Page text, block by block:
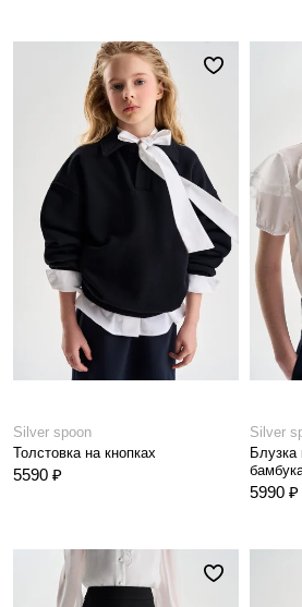
Silver spoon
Толстовка на кнопках
5590 ₽
Silver
Блузка
5990 ₽